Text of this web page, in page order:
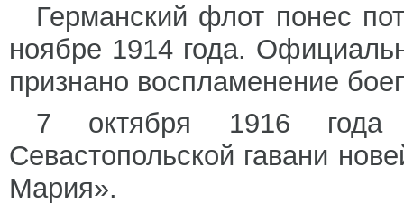
Германский флот понес
ноябре 1914 года.
признано воспламенение
7 октября 1916 года
Севастопольской гавани
Мария».